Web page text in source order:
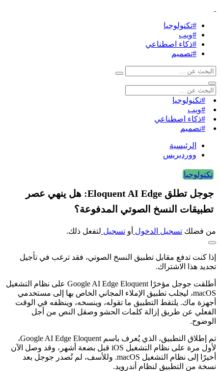
#تكنولوجيا
#ويب
#ذكاء اصطناعي
#تصميم
#تكنولوجيا
#ويب
#ذكاء اصطناعي
#تصميم
الرئيسية
ووردبريس
تكتولوجيا
جوجل تطلق Eloquent AI Edge: هل ينهي عصر
تطبيقات النسخ الصوتي المدفوعة؟
من فضلك تسجيل الدخول أو تسجيل لتفعل ذلك.
إذا كنت تدفع مقابل تطبيق النسخ الصوتي، فقد ترغب في تأجيل
تجديد هذا الاشتراك.
أطلقت جوجل مؤخرًا Google AI Edge Eloquent على نظام التشغيل
macOS، ليجلب تطبيق الإملاء المجاني الخاص بها إلى مستخدمي
أجهزة ماك. يلتقط التطبيق ما تقوله، وينسخه، وينظفه في الوقت
الفعلي عن طريق إزالة كلمات الحشو وصقل النص من أجل
الوضوح.
تم إطلاق التطبيق، الذي يُعرف باسم Google AI Edge Eloquent،
لأول مرة على نظام التشغيل iOS قبل بضعة أشهر، وقد وصل الآن
أخيرًا إلى نظام التشغيل macOS. وللأسف، لم تُصدر جوجل بعد
نسخة من التطبيق لنظام أندرويد.